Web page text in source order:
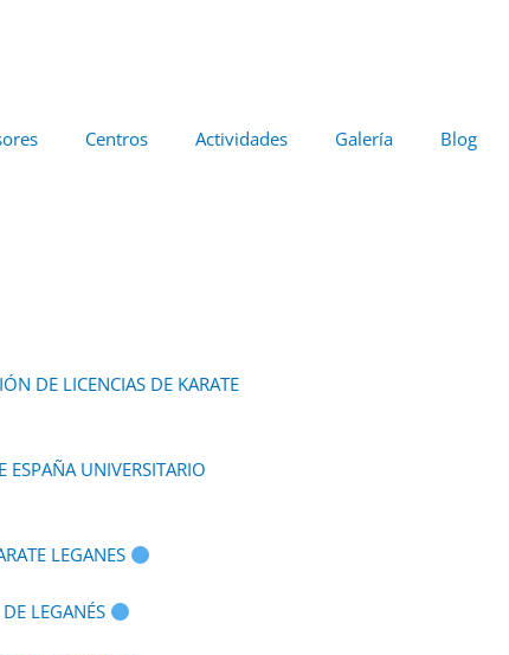
Centros Actividades Galería Blog
DE LICENCIAS DE KARATE
ESPAÑA UNIVERSITARIO
LEGANES
LEGANÉS